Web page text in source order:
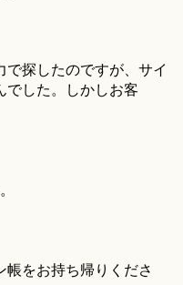
で探したのですが、サイ
でした。しかしお客
帳をお持ち帰りくださ